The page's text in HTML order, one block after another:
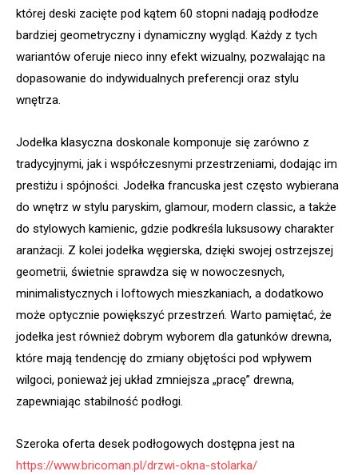
której deski zacięte pod kątem 60 stopni nadają podłodze
bardziej geometryczny i dynamiczny wygląd. Każdy z tych
wariantów oferuje nieco inny efekt wizualny, pozwalając na
dopasowanie do indywidualnych preferencji oraz stylu
wnętrza.
Jodełka klasyczna doskonale komponuje się zarówno z
tradycyjnymi, jak i współczesnymi przestrzeniami, dodając im
prestiżu i spójności. Jodełka francuska jest często wybierana
do wnętrz w stylu paryskim, glamour, modern classic, a także
do stylowych kamienic, gdzie podkreśla luksusowy charakter
aranżacji. Z kolei jodełka węgierska, dzięki swojej ostrzejszej
geometrii, świetnie sprawdza się w nowoczesnych,
minimalistycznych i loftowych mieszkaniach, a dodatkowo
może optycznie powiększyć przestrzeń. Warto pamiętać, że
jodełka jest również dobrym wyborem dla gatunków drewna,
które mają tendencję do zmiany objętości pod wpływem
wilgoci, ponieważ jej układ zmniejsza „pracę” drewna,
zapewniając stabilność podłogi.
Szeroka oferta desek podłogowych dostępna jest na
https://www.bricoman.pl/drzwi-okna-stolarka/